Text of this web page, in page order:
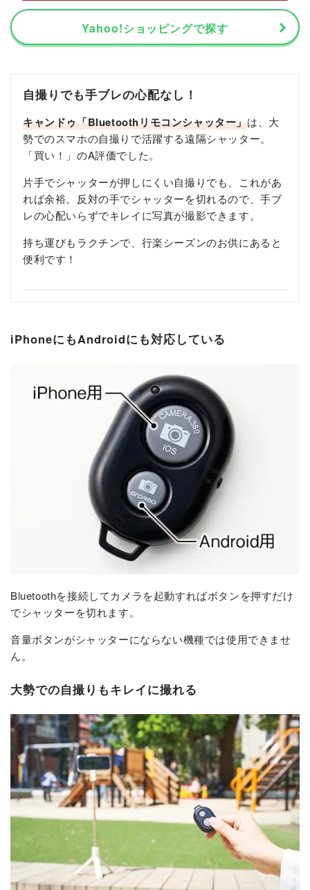
Yahoo!ショッピングで探す
自撮りでも手ブレの心配なし！
キャンドゥ「Bluetoothリモコンシャッター」は、大
勢でのスマホの自撮りで活躍する遠隔シャッター。
「買い！」のA評価でした。
片手でシャッターが押しにくい自撮りでも、これがあ
れば余裕。反対の手でシャッターを切れるので、手ブ
レの心配いらずでキレイに写真が撮影できます。
持ち運びもラクチンで、行楽シーズンのお供にあると
便利です！
iPhoneにもAndroidにも対応している
Bluetoothを接続してカメラを起動すればボタンを押すだけ
でシャッターを切れます。
音量ボタンがシャッターにならない機種では使用できませ
ん。
大勢での自撮りもキレイに撮れる